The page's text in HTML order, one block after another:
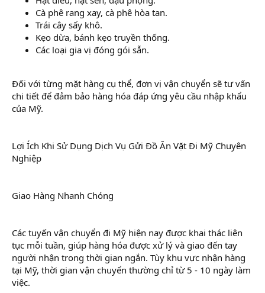
Cà phê rang xay, cà phê hòa tan.
Trái cây sấy khô.
Kẹo dừa, bánh kẹo truyền thống.
Các loại gia vị đóng gói sẵn.
Đối với từng mặt hàng cụ thể, đơn vị vận chuyển sẽ tư vấn
chi tiết để đảm bảo hàng hóa đáp ứng yêu cầu nhập khẩu
của Mỹ.
Lợi Ích Khi Sử Dụng Dịch Vụ Gửi Đồ Ăn Vặt Đi Mỹ Chuyên
Nghiệp
Giao Hàng Nhanh Chóng
Các tuyến vận chuyển đi Mỹ hiện nay được khai thác liên
tục mỗi tuần, giúp hàng hóa được xử lý và giao đến tay
người nhận trong thời gian ngắn. Tùy khu vực nhận hàng
tại Mỹ, thời gian vận chuyển thường chỉ từ 5 - 10 ngày làm
việc.